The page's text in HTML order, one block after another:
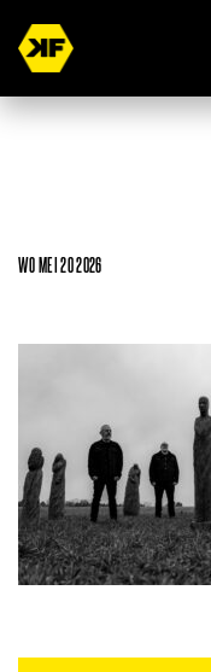
WO MEI 20 2026